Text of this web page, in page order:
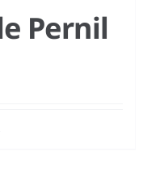
Pernil